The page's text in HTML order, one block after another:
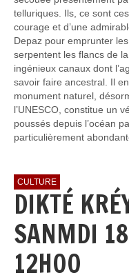
telluriques. Ils, ce sont
courage et d’une
Depaz pour emprunter
serpentent les flancs de
ingénieux canaux dont
savoir faire ancestral. Il
monument naturel,
l’UNESCO, constitue un
poussés depuis l’océan
particulièrement
CULTURE
DIKTÉ
SANMDI
12H00